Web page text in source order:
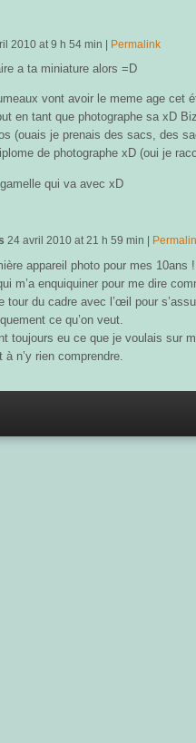
2010 at9 h 54 min | Permalink
a ta miniature alors =D
vont avoir le meme age cet
en tant que photographe sa xD
(ouais je prenais des sacs, des
de photographe xD (oui je
qui va avec xD
24 avril 2010 at21 h 59 min
appareil photo pour mes
m’a enquiquiner pour me dire
tour du cadre avec l’œil pour
ce qu’on veut.
toujours eu ce que je voulais sur
n’y rien comprendre.